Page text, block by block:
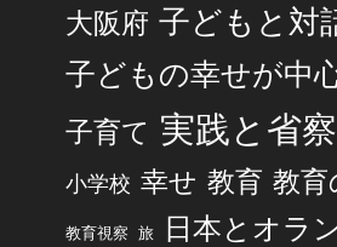
大阪府 子どもと対
子どもの幸せが中
子育て 実践と省察
小学校 幸せ 教育 教育
教育視察 旅 日本とオラ